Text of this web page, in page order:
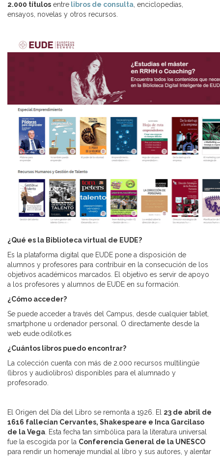
2.000 títulos entre libros de consulta, enciclopedias,
ensayos, novelas y otros recursos.
¿Qué es la Biblioteca virtual de EUDE?
Es la plataforma digital que EUDE pone a disposición de
alumnos y profesores para contribuir en la consecución de los
objetivos académicos marcados. El objetivo es servir de apoyo
a los profesores y alumnos de EUDE en su formación.
¿Cómo acceder?
Se puede acceder a través del Campus, desde cualquier tablet,
smartphone u ordenador personal. O directamente desde la
web eude.odilotk.es
¿Cuántos libros puedo encontrar?
La colección cuenta con más de 2.000 recursos multilingüe
(libros y audiolibros) disponibles para el alumnado y
profesorado.
El Origen del Día del Libro se remonta a 1926. El 23 de abril de
1616 fallecían Cervantes, Shakespeare e Inca Garcilaso
de la Vega. Esta fecha tan simbólica para la literatura universal
fue la escogida por la Conferencia General de la UNESCO
para rendir un homenaje mundial al libro y sus autores, y alentar